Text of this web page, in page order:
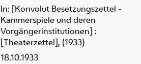
In: [Konvolut Besetzungszettel -
Kammerspiele und deren
Vorgängerinstitutionen] :
[Theaterzettel], (1933)
18.10.1933